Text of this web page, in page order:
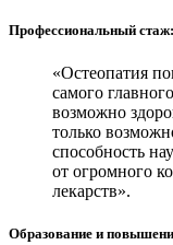
Профессиональный
«Остеопатия
самого
возможно
только
способность
от огромного
лекарств».
Образование и